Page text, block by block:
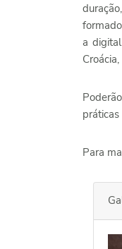
a
Para